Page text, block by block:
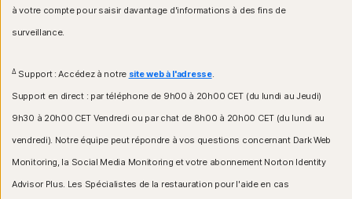
à votre compte pour saisir davantage d'informations à des fins de
surveillance.
ΔSupport : Accédez à notre site web à l'adresse.
Support en direct : par téléphone de 9h00 à 20h00 CET (du lundi au Jeudi)
9h30 à 20h00 CET Vendredi ou par chat de 8h00 à 20h00 CET (du lundi au
vendredi). Notre équipe peut répondre à vos questions concernant Dark Web
Monitoring, la Social Media Monitoring et votre abonnement Norton Identity
Advisor Plus. Les Spécialistes de la restauration pour l'aide en cas